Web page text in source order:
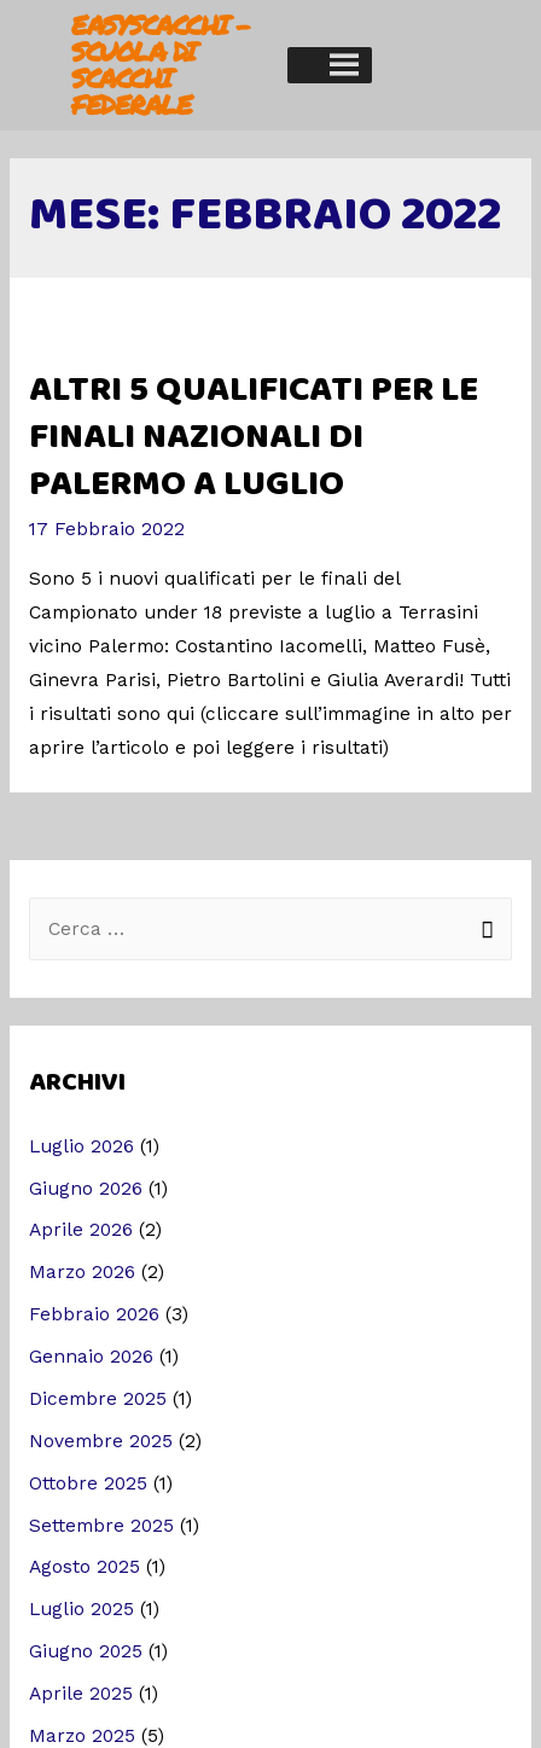
EASYSCACCHI -
SCUOLA DI
SCACCHI
FEDERALE
MESE:FEBBRAIO 2022
ALTRI 5 QUALIFICATI PER LE
FINALI NAZIONALI DI
PALERMO A LUGLIO
17 Febbraio 2022
Sono 5 i nuovi qualificati per le finali del
Campionato under 18 previste a luglio a Terrasini
vicino Palermo: Costantino Iacomelli, Matteo Fusè,
Ginevra Parisi, Pietro Bartolini e Giulia Averardi! Tutti
i risultati sono qui (cliccare sull’immagine in alto per
aprire l’articolo e poi leggere i risultati)
ARCHIVI
Luglio 2026 (1)
Giugno 2026 (1)
Aprile 2026 (2)
Marzo 2026 (2)
Febbraio 2026 (3)
Gennaio 2026 (1)
Dicembre 2025 (1)
Novembre 2025 (2)
Ottobre 2025 (1)
Settembre 2025 (1)
Agosto 2025 (1)
Luglio 2025 (1)
Giugno 2025 (1)
Aprile 2025 (1)
Marzo 2025 (5)